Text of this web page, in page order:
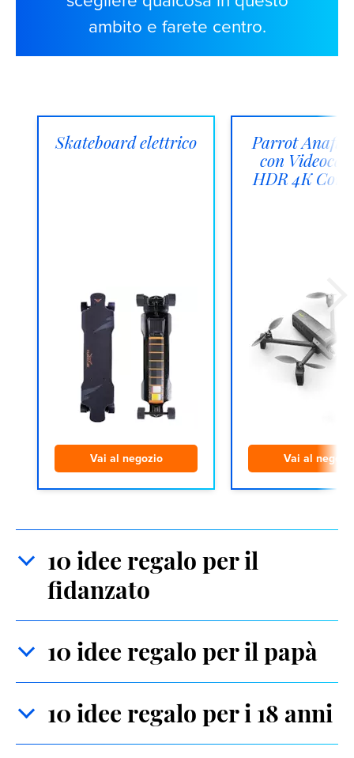
ambito e farete centro.
10 idee regalo per il
fidanzato
10 idee regalo per il papà
10 idee regalo per i 18 anni
Skateboard elettrico
Vai al negozio
Parrot Anafi
con
HDR 4K
Vai al